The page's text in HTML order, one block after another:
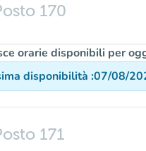
170
orarie disponibili per
disponibilità :07/08/
171